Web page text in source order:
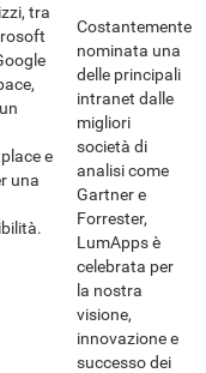
tra
e
una
Costantemente
nominata una
delle principali
intranet dalle
migliori
società di
analisi come
Gartner e
Forrester,
LumApps è
celebrata per
la nostra
visione,
innovazione e
successo dei